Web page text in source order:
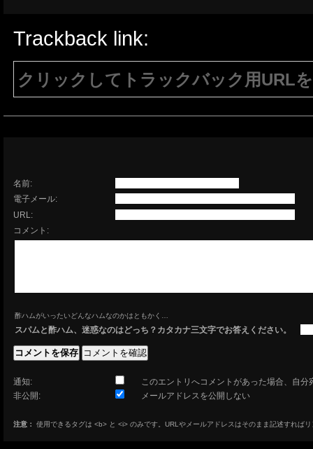
Trackback link:
クリックしてトラックバック用URL
名前:
電子メール:
URL:
コメント:
酢ハムがいったいどんなハムなのかはともかく…
スパムと酢ハム、迷惑なのはどっち？カタカナ三文字でお答えください。
通知:
このエントリへコメントがあった場合、自分
非公開:
メールアドレスを公開しない
注意： 使用できるタグは <b> と <i> のみです。URLやメールアドレスはそのまま記述すれば